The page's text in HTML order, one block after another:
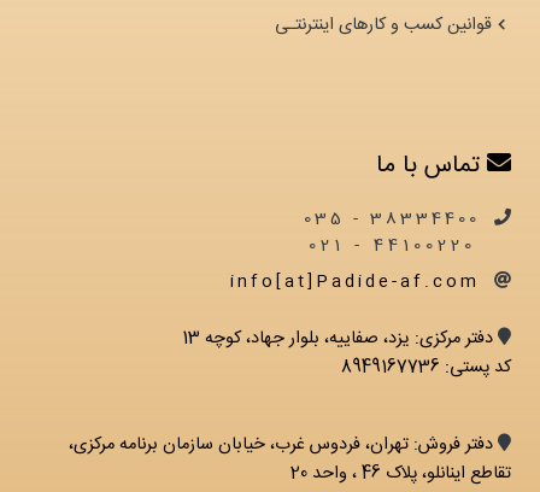
قوانین کسب و کارهای اینترنتـی
تماس با ما
38334400 - 035
info[at]Padide-af.com
دفتر مرکزی: يزد، صفاییه، بلوار جهاد، کوچه 13
کد پستی: 8949167736
دفتر فروش: تهران، فردوس غرب، خیابان سازمان برنامه مرکزی،
تقاطع اینانلو، پلاک 46 ، واحد 20